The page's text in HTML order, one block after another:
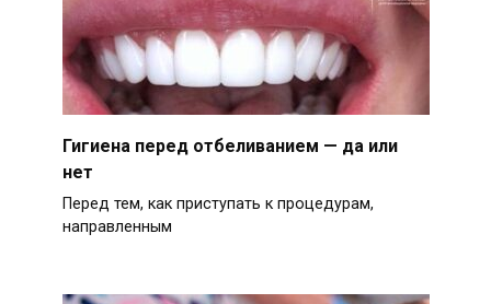
Гигиена перед отбеливанием — да или
нет
Перед тем, как приступать к процедурам,
направленным